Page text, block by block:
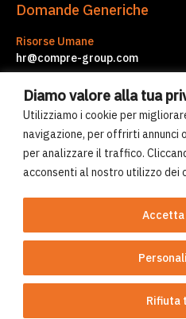
Diamo valore alla tua
Utilizziamo i cookie per
navigazione, per offrirti annunci
per analizzare il traffico.
acconsenti al nostro utilizzo dei
Rifiuta
Domande Generiche
Risorse Umane
hr@compre-group.com
Servizi d'Impresa
corporate.services@compre-
© Compre Group 2026
Uso dei cookies
Sito realizzato da 2pmDesign